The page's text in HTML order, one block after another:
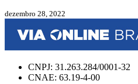
dezembro 28, 2022
CNPJ: 31.263.284/0001-32
CNAE: 63.19-4-00